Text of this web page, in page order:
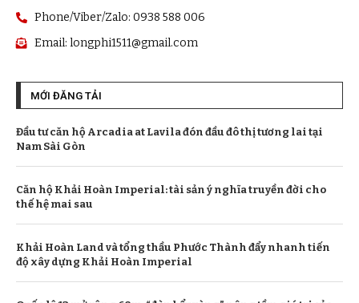
Phone/Viber/Zalo: 0938 588 006
Email: longphi1511@gmail.com
MỚI ĐĂNG TẢI
Đầu tư căn hộ Arcadia at Lavila đón đầu đô thị tương lai tại
Nam Sài Gòn
Căn hộ Khải Hoàn Imperial: tài sản ý nghĩa truyền đời cho
thế hệ mai sau
Khải Hoàn Land và tổng thầu Phước Thành đẩy nhanh tiến
độ xây dựng Khải Hoàn Imperial